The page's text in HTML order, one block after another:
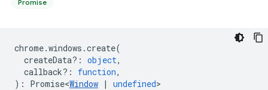
Promise
chrome.windows .create(
createData? : object,
callback? : function,
) : Promise<Window | undefined>